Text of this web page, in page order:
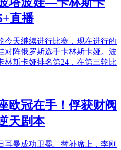
塔波娃—卡林斯卡
直播
今天继续进行比赛，现在进行的
对阵俄罗斯选手卡林斯卡娅。波
林斯卡娅排名第24，在第三轮比
欧冠在手！俘获财阀
天剧本
耳曼成功卫冕。替补席上，李刚